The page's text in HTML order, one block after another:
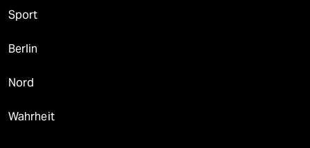
Sport
Berlin
Nord
Wahrheit